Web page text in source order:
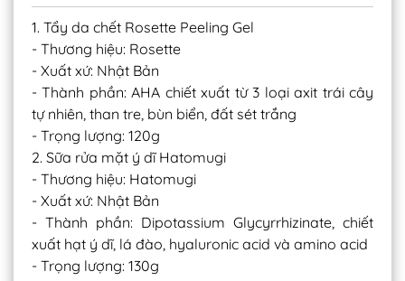
1. Tẩy da chết Rosette Peeling Gel
- Thương hiệu: Rosette
- Xuất xứ: Nhật Bản
- Thành phần: AHA chiết xuất từ 3 loại axit trái cây
tự nhiên, than tre, bùn biển, đất sét trắng
- Trọng lượng: 120g
2. Sữa rửa mặt ý dĩ Hatomugi
- Thương hiệu: Hatomugi
- Xuất xứ: Nhật Bản
- Thành phần: Dipotassium Glycyrrhizinate, chiết
xuất hạt ý dĩ, lá đào, hyaluronic acid và amino acid
- Trọng lượng: 130g